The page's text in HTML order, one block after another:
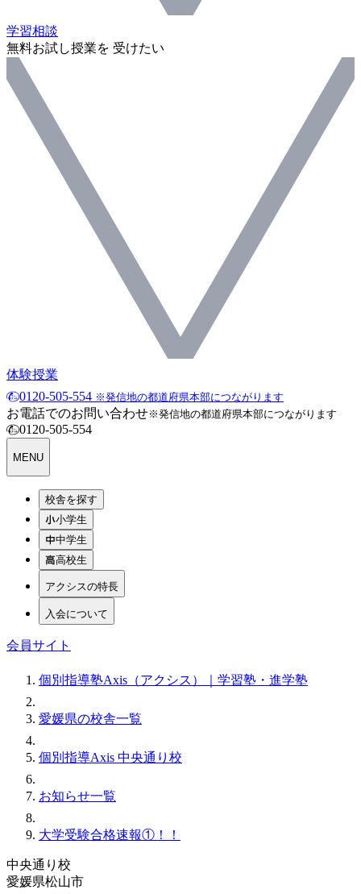
学習相談
無料お試し授業を 受けたい
体験授業
0120-505-554 ※発信地の都道府県本部につながります
お電話でのお問い合わせ※発信地の都道府県本部につながります
0120-505-554
MENU
校舎を探す
小学生
中学生
高校生
アクシスの特長
入会について
会員サイト
個別指導塾Axis（アクシス）｜学習塾・進学塾
愛媛県の校舎一覧
個別指導Axis 中央通り校
お知らせ一覧
大学受験合格速報①！！
中央通り校
愛媛県松山市